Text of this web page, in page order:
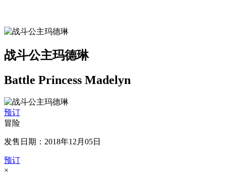
战斗公主玛德琳
Battle Princess Madelyn
预订
冒险
发售日期：2018年12月05日
预订
×